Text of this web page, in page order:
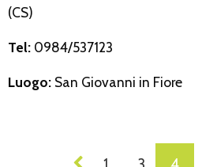
(CS)
Tel: 0984/537123
Luogo: San Giovanni in Fiore
NAVIGAZIONE